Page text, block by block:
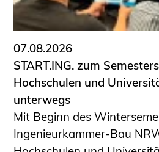
Informationen für
Anträge, Anzeigen,
Fortbildung/Seminare
Informationen für
und Ingenieure
Recht
Planungswettbewerbe
Publikationen
07.08.2026
START.ING. zum
Hochschulen und
unterwegs
Mit Beginn des
Ingenieurkammer-Bau